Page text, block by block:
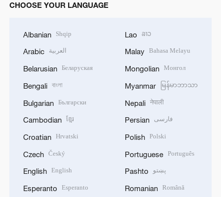
CHOOSE YOUR LANGUAGE
Albanian Shqip
Arabic العربية
Belarusian Беларуская
Bengali বাংলা
Bulgarian Български
Cambodian ខ្មែរ
Croatian Hrvatski
Czech Český
English English
Esperanto Esperanto
Lao ລາວ
Malay Bahasa Melayu
Mongolian Монгол
Myanmar မြန်မာဘာသာ
Nepali नेपाली
Persian فارسی
Polish Polski
Portuguese Português
Pashto پښتو
Romanian Română